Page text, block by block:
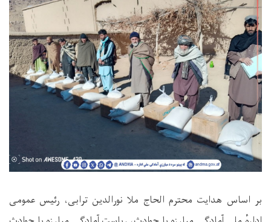
بر اساس هدایت محترم الحاج ملا نورالدین ترابی، رئیس عمومی